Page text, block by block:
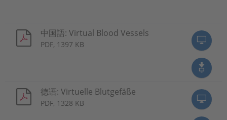
中国語: Virtual Blood Vessels
PDF, 1397 KB
德语: Virtuelle Blutgefäße
PDF, 1328 KB